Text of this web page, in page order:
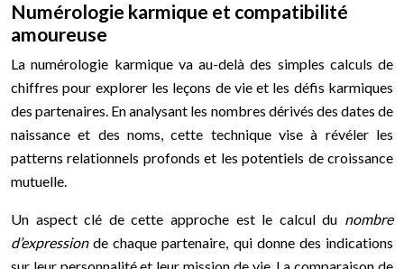
Numérologie karmique et compatibilité
amoureuse
La numérologie karmique va au-delà des simples calculs de
chiffres pour explorer les leçons de vie et les défis karmiques
des partenaires. En analysant les nombres dérivés des dates de
naissance et des noms, cette technique vise à révéler les
patterns relationnels profonds et les potentiels de croissance
mutuelle.
Un aspect clé de cette approche est le calcul du nombre
d’expressionde chaque partenaire, qui donne des indications